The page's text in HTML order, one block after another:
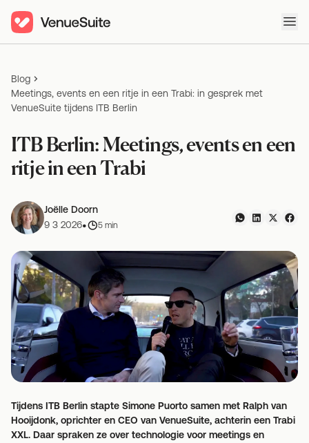
Blog
Meetings, events en een ritje in een Trabi: in gesprek met
VenueSuite tijdens ITB Berlin
ITB Berlin: Meetings, events en een
ritje in een Trabi
Joëlle Doorn
9 3 2026• 5 min
Tijdens ITB Berlin stapte Simone Puorto samen met Ralph van
Hooijdonk, oprichter en CEO van VenueSuite, achterin een Trabi
XXL. Daar spraken ze over technologie voor meetings en